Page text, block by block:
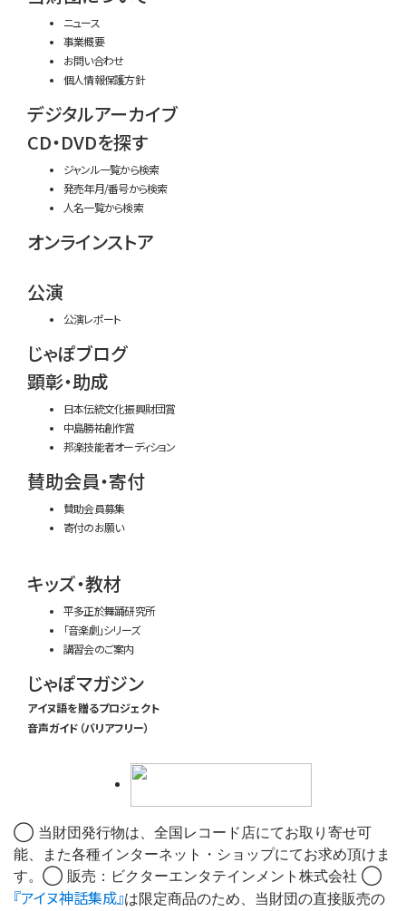
ニュース
事業概要
お問い合わせ
個人情報保護方針
デジタルアーカイブ
CD・DVDを探す
ジャンル一覧から検索
発売年月/番号から検索
人名一覧から検索
オンラインストア
公演
公演レポート
じゃぽブログ
顕彰・助成
日本伝統文化振興財団賞
中島勝祐創作賞
邦楽技能者オーディション
賛助会員・寄付
賛助会員募集
寄付のお願い
キッズ・教材
平多正於舞踊研究所
「音楽劇」シリーズ
講習会のご案内
じゃぽマガジン
アイヌ語を贈るプロジェクト
音声ガイド（バリアフリー）
◯ 当財団発行物は、全国レコード店にてお取り寄せ可
能、また各種インターネット・ショップにてお求め頂けま
す。◯ 販売：ビクターエンタテインメント株式会社 ◯
『アイヌ神話集成』は限定商品のため、当財団の直接販売の